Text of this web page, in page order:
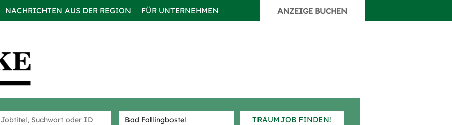
NACHRICHTEN AUS DER REGION FÜR UNTERNEHMEN ANZEIGE BUCHEN
TRAUMJOB FINDEN!